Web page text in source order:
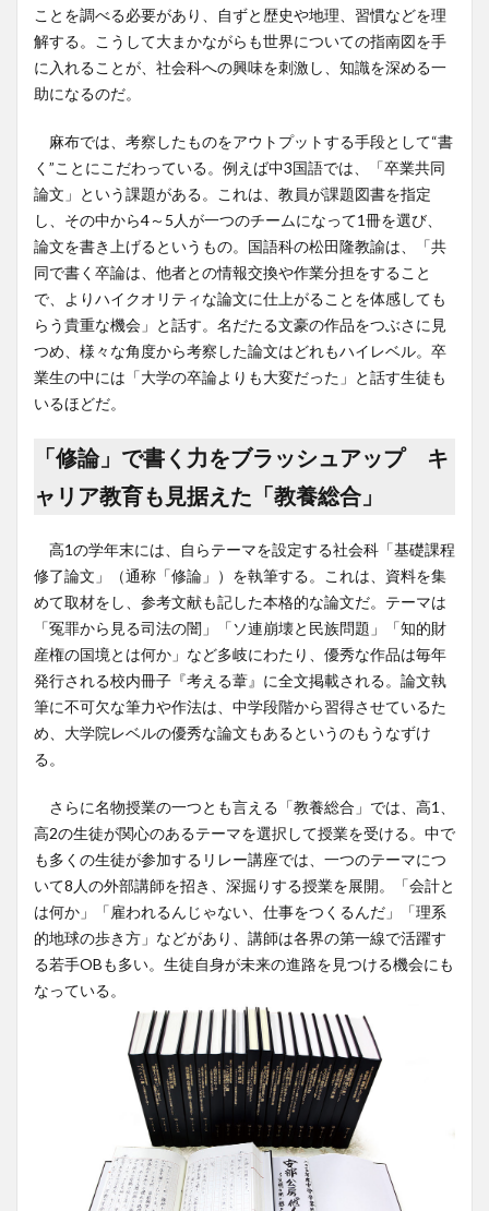
ことを調べる必要があり、自ずと歴史や地理、習慣などを理
解する。こうして大まかながらも世界についての指南図を手
に入れることが、社会科への興味を刺激し、知識を深める一
助になるのだ。
麻布では、考察したものをアウトプットする手段として“書
く”ことにこだわっている。例えば中3国語では、「卒業共同
論文」という課題がある。これは、教員が課題図書を指定
し、その中から4～5人が一つのチームになって1冊を選び、
論文を書き上げるというもの。国語科の松田隆教諭は、「共
同で書く卒論は、他者との情報交換や作業分担をすること
で、よりハイクオリティな論文に仕上がることを体感しても
らう貴重な機会」と話す。名だたる文豪の作品をつぶさに見
つめ、様々な角度から考察した論文はどれもハイレベル。卒
業生の中には「大学の卒論よりも大変だった」と話す生徒も
いるほどだ。
「修論」で書く力をブラッシュアップ キ
ャリア教育も見据えた「教養総合」
高1の学年末には、自らテーマを設定する社会科「基礎課程
修了論文」（通称「修論」）を執筆する。これは、資料を集
めて取材をし、参考文献も記した本格的な論文だ。テーマは
「冤罪から見る司法の闇」「ソ連崩壊と民族問題」「知的財
産権の国境とは何か」など多岐にわたり、優秀な作品は毎年
発行される校内冊子『考える葦』に全文掲載される。論文執
筆に不可欠な筆力や作法は、中学段階から習得させているた
め、大学院レベルの優秀な論文もあるというのもうなずけ
る。
さらに名物授業の一つとも言える「教養総合」では、高1、
高2の生徒が関心のあるテーマを選択して授業を受ける。中で
も多くの生徒が参加するリレー講座では、一つのテーマにつ
いて8人の外部講師を招き、深掘りする授業を展開。「会計と
は何か」「雇われるんじゃない、仕事をつくるんだ」「理系
的地球の歩き方」などがあり、講師は各界の第一線で活躍す
る若手OBも多い。生徒自身が未来の進路を見つける機会にも
なっている。